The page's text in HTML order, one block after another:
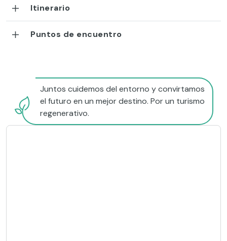
Itinerario
Puntos de encuentro
Juntos cuidemos del entorno y convirtamos
el futuro en un mejor destino. Por un turismo
regenerativo.